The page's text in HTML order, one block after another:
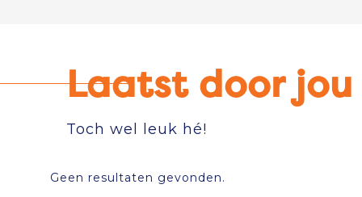
Laatst door
Toch wel leuk hé!
Geen resultaten gevonden.